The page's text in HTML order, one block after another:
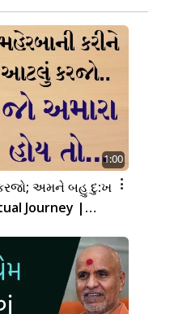
1:00
અમને બહુ દુ:ખ
Journey |